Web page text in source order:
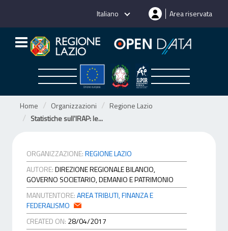
Italiano Area riservata
Home Organizzazioni
Regione Lazio
Statistiche sull'IRAP: le...
ORGANIZZAZIONE:REGIONE LAZIO
AUTORE:DIREZIONE REGIONALE BILANCIO,
GOVERNO SOCIETARIO, DEMANIO E PATRIMONIO
MANUTENTORE:AREA TRIBUTI, FINANZA E
FEDERALISMO
CREATED ON: 28/04/2017